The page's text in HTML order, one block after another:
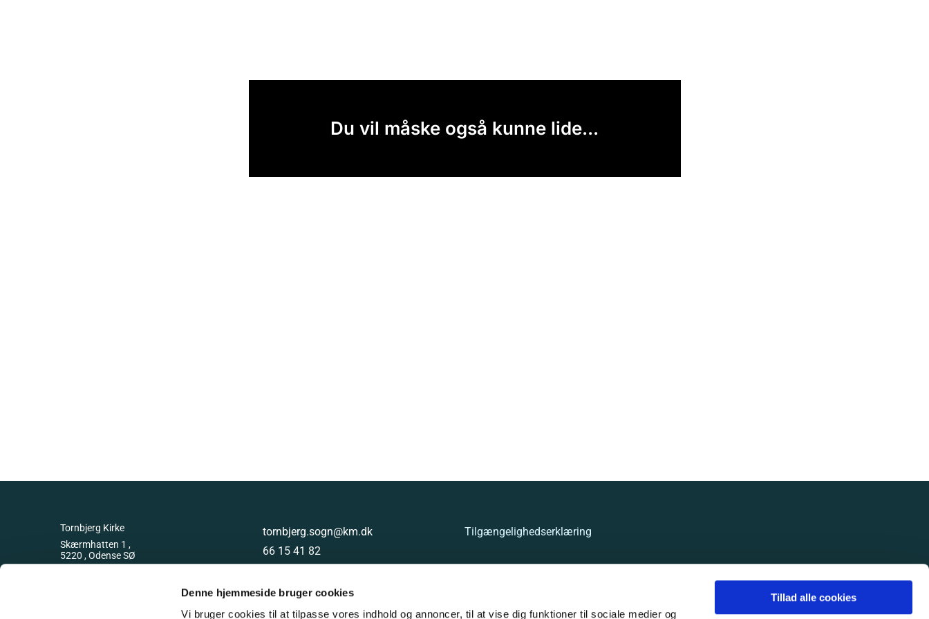
Denne hjemmeside bruger cookies
Vi bruger cookies til at tilpasse vores indhold og annoncer, til at vise dig funktioner til sociale medier og
Tillad alle cookies
Du vil måske også kunne lide...
Tornbjerg Kirke
Skærmhatten 1 ,
5220 , Odense SØ
tornbjerg.sogn@km.dk
66 15 41 82
Tilgængelighedserklæring